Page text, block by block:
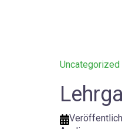
Uncategorized